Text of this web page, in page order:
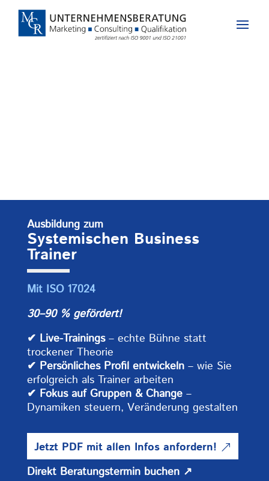
Ausbildung zum
Systemischen Business
Trainer
Mit ISO 17024
30–90 % gefördert!
✔ Live-Trainings– echte Bühne statt
trockener Theorie
✔ Persönliches Profil entwickeln– wie Sie
erfolgreich als Trainer arbeiten
✔ Fokus auf Gruppen & Change–
Dynamiken steuern, Veränderung gestalten
Jetzt PDF mit allen Infos anfordern!
Direkt Beratungstermin buchen ↗